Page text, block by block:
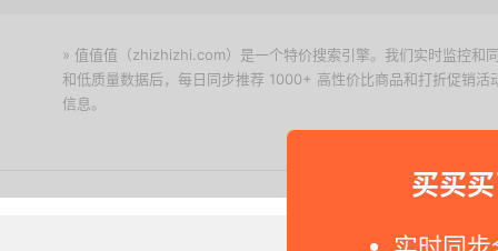
买买
» 值值值（zhizhizhi.com）是一个特价搜索引擎。我们实时监控和
和低质量数据后，每日同步推荐 1000+ 高性价比商品和打折促销
信息。
Copyright © 2011-2026 网购